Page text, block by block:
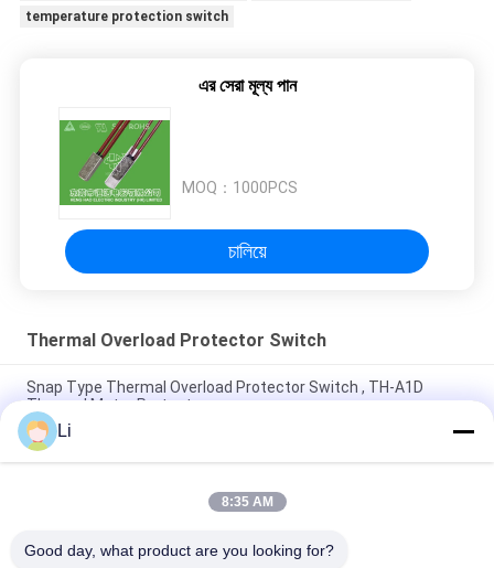
temperature protection switch
এর সেরা মূল্য পান
MOQ： 1000PCS
চালিয়ে
Thermal Overload Protector Switch
Snap Type Thermal Overload Protector Switch , TH-A1D
Thermal Motor Protector
Plastic Case Thermal Protection Switch Normally Open Type
For Lighting Devices
High Sensitive Thermal Overload Protector Switch Resettable
Li
8:35 AM
Good day, what product are you looking for?